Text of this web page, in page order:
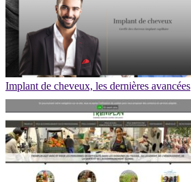
Implant de cheveux, les dernières avancées